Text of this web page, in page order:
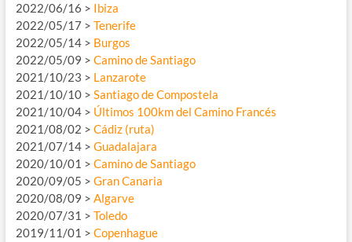
2022/06/16 > Ibiza
2022/05/17 > Tenerife
2022/05/14 > Burgos
2022/05/09 > Camino de Santiago
2021/10/23 > Lanzarote
2021/10/10 > Santiago de Compostela
2021/10/04 > Últimos 100km del Camino Francés
2021/08/02 > Cádiz (ruta)
2021/07/14 > Guadalajara
2020/10/01 > Camino de Santiago
2020/09/05 > Gran Canaria
2020/08/09 > Algarve
2020/07/31 > Toledo
2019/11/01 > Copenhague